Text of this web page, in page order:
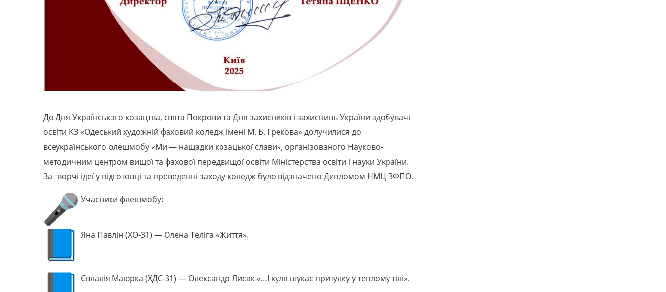
До Дня Українського козацтва, свята Покрови та Дня захисників і захисниць України здобувачі
освіти КЗ «Одеський художній фаховий коледж імені М. Б. Грекова» долучилися до
всеукраїнського флешмобу «Ми — нащадки козацької слави», організованого Науково-
методичним центром вищої та фахової передвищої освіти Міністерства освіти і науки України.
За творчі ідеї у підготовці та проведенні заходу коледж було відзначено Дипломом НМЦ ВФПО.
Учасники флешмобу:
Яна Павлін (ХО-31) — Олена Теліга «Життя».
Євлалія Маюрка (ХДС-31) — Олександр Лисак «…І куля шукає притулку у теплому тілі».